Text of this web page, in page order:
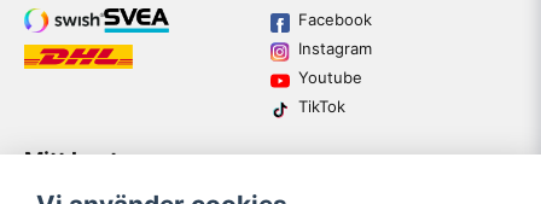
Facebook
Instagram
Youtube
TikTok
Mitt konto
Logga in